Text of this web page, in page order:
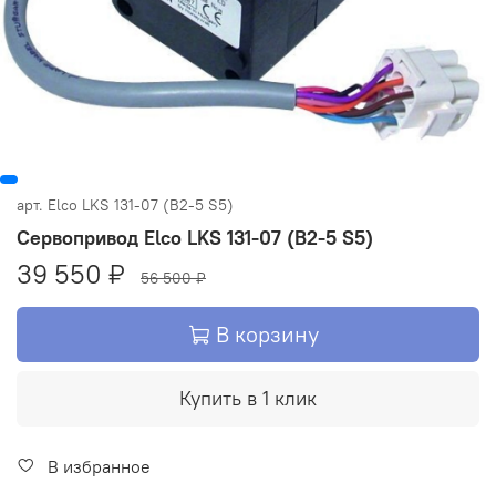
арт. Elco LKS 131-07 (B2-5 S5)
Сервопривод Elco LKS 131-07 (B2-5 S5)
39 550 ₽ 56 500 ₽
В корзину
Купить в 1 клик
В избранное